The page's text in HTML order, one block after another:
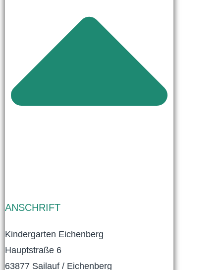
ANSCHRIFT
Kindergarten Eichenberg
Hauptstraße 6
63877 Sailauf / Eichenberg